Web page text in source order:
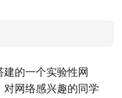
的一个实验性网
网络感兴趣的同学